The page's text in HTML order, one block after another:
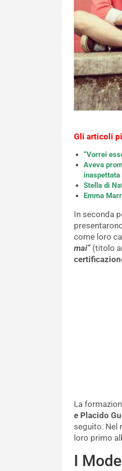
Gli articoli
“Vorrei
Aveva
inaspettata
Stella di
Emma
In seconda
come loro
mai”(titolo
La
e Placido
seguito. Nel
loro primo
I